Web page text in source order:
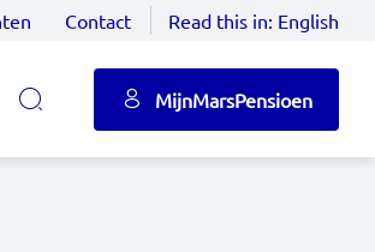
Contact Read this in: English
MijnMarsPensioen